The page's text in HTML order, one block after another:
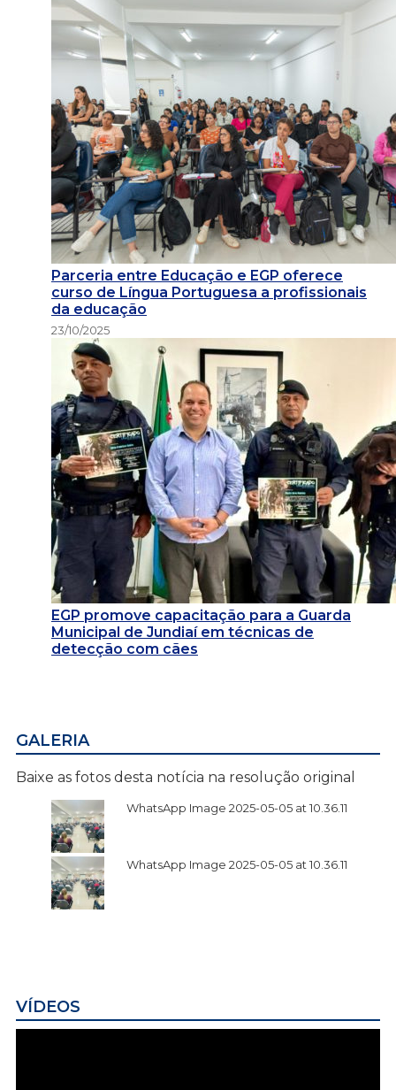
Parceria entre Educação e EGP oferece
curso de Língua Portuguesa a profissionais
da educação
23/10/2025
EGP promove capacitação para a Guarda
Municipal de Jundiaí em técnicas de
detecção com cães
GALERIA
Baixe as fotos desta notícia na resolução original
WhatsApp Image 2025-05-05 at 10.36.11
WhatsApp Image 2025-05-05 at 10.36.11
VÍDEOS